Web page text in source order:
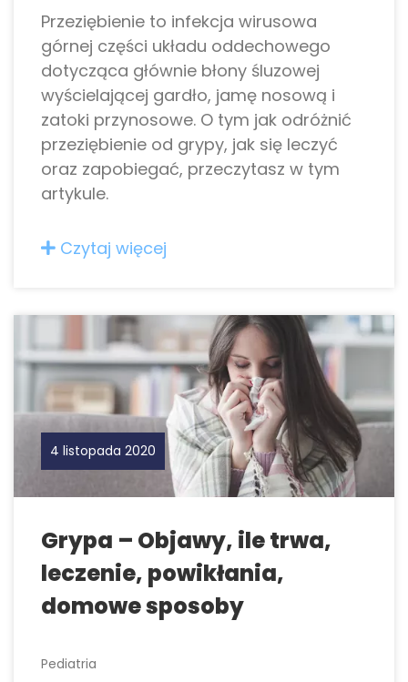
Przeziębienie to infekcja wirusowa
górnej części układu oddechowego
dotycząca głównie błony śluzowej
wyścielającej gardło, jamę nosową i
zatoki przynosowe. O tym jak odróżnić
przeziębienie od grypy, jak się leczyć
oraz zapobiegać, przeczytasz w tym
artykule.
Czytaj więcej
4 listopada 2020
Grypa – Objawy, ile trwa,
leczenie, powikłania,
domowe sposoby
Pediatria